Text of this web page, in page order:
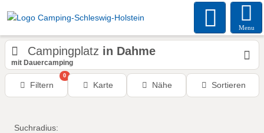
Menu
Campingplatz in Dahme
mit Dauercamping
Filtern
0
Karte Nähe Sortieren
Suchradius: